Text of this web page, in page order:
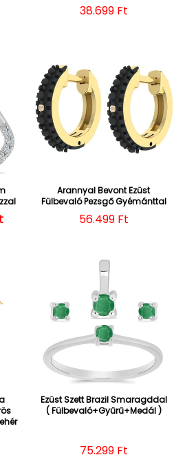
Normál ár
38.699 Ft
ár
Arannyal Bevont Ezüst
Fülbevaló Pezsgő Gyémánttal
Normál ár
56.499 Ft
ár
Ezüst Szett Brazil Smaragddal
( Fülbevaló+Gyűrű+Medál )
Normál ár
75.299 Ft